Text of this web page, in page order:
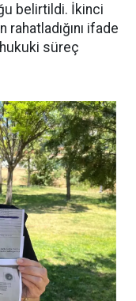
belirtildi. İkinci
rahatladığını ifade
hukuki süreç